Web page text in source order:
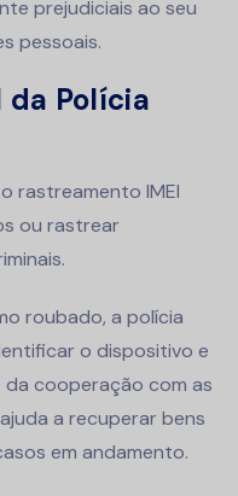
prejudiciais ao seu
pessoais.
da Polícia
rastreamento IMEI
ou rastrear
roubado, a polícia
o dispositivo e
cooperação com as
a recuperar bens
em andamento.